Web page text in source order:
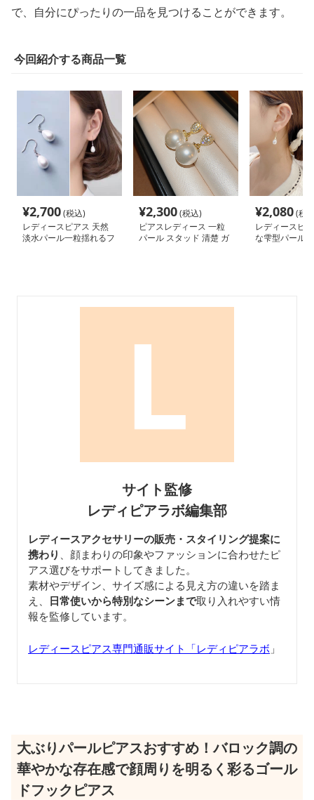
で、自分にぴったりの一品を見つけることができます。
今回紹介する商品一覧
¥2,700(税込)
レディースピアス 天然
淡水パール一粒揺れるフ
¥2,300(税込)
ピアスレディース 一粒
パール スタッド 清楚 ガ
¥2,080(税
レディースピ
な雫型パール
サイト監修
レディピアラボ編集部
レディースアクセサリーの販売・スタイリング提案に
携わり
、顔まわりの印象やファッションに合わせたピ
アス選びをサポートしてきました。
素材やデザイン、サイズ感による見え方の違いを踏ま
え、 日常使いから特別なシーンまで取り入れやすい情
報を監修しています。
レディースピアス専門通販サイト「レディピアラボ 」
大ぶりパールピアスおすすめ！バロック調の
華やかな存在感で顔周りを明るく彩るゴール
ドフックピアス